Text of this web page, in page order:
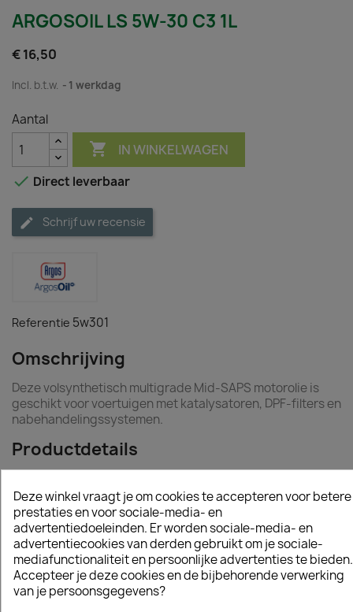
ARGOSOIL LS 5W-30 C3 1L
€ 16,50
Incl. b.t.w. 1 werkdag
Aantal
 IN WINKELWAGEN
 Direct leverbaar
Schrijf uw recensie
Referentie 5w301
Omschrijving
Deze volsynthetisch multigrade Mid-SAPS motorolie is
geschikt voor voertuigen met katalysatoren, DPF-filters en
nabehandelingssystemen.
Productdetails
Vergelijkbare en betere producten
Deze winkel vraagt je om cookies te accepteren voor betere
prestaties en voor sociale-media- en
advertentiedoeleinden. Er worden sociale-media- en
advertentiecookies van derden gebruikt om je sociale-
mediafunctionaliteit en persoonlijke advertenties te bieden.
Accepteer je deze cookies en de bijbehorende verwerking
van je persoonsgegevens?